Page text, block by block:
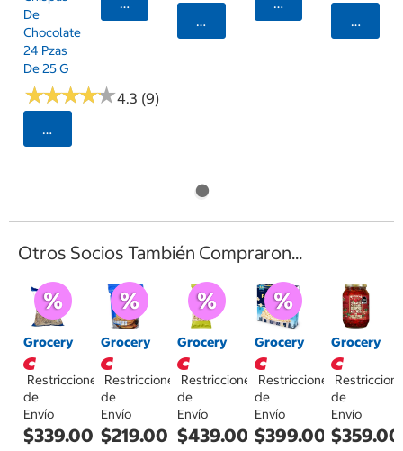
De
Chocolate
24 Pzas
De 25 G
★★★★★
★★★★★4.3 (9)
Seleccionar Código Postal
Seleccionar Código Postal
Otros Socios También Compraron...
Grocery
Restricciones
de
Envío
$339.00
Grocery
Restricciones
de
Envío
$219.00
Grocery
Restricciones
de
Envío
$439.00
Grocery
Restricciones
de
Envío
$399.00
Grocery
de
Envío
$359.00